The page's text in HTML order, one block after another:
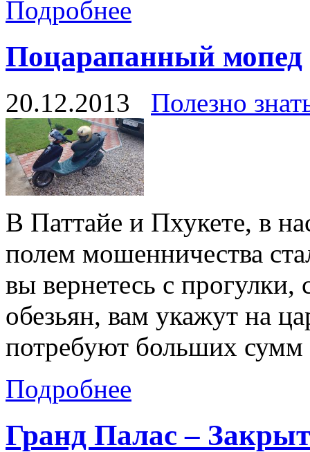
Подробнее
Поцарапанный мопед
20.12.2013 Полезно
В Паттайе и Пхукете, в
полем мошенничества
вы вернетесь с прогулки,
обезьян, вам укажут на
потребуют больших
Подробнее
Гранд Палас –